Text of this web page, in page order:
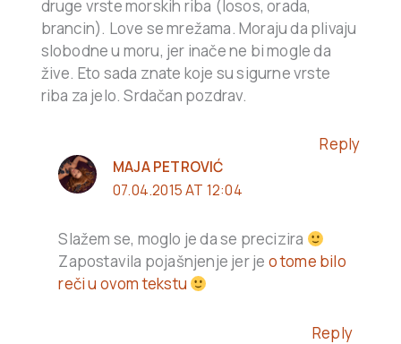
druge vrste morskih riba (losos, orada,
brancin). Love se mrežama. Moraju da plivaju
slobodne u moru, jer inače ne bi mogle da
žive. Eto sada znate koje su sigurne vrste
riba za jelo. Srdačan pozdrav.
Reply
MAJA PETROVIĆ
07.04.2015 AT 12:04
Slažem se, moglo je da se precizira
Zapostavila pojašnjenje jer je o tome bilo
reči u ovom tekstu
Reply